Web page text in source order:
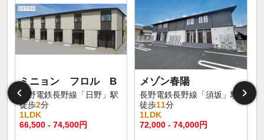
ミニョン フロル B
長野電鉄長野線「日野」駅
徒歩2分
1LDK
66,500 - 74,500円
メゾン春陽
長野電鉄長野線「須坂」駅
徒歩11分
1LDK
72,000 - 74,000円